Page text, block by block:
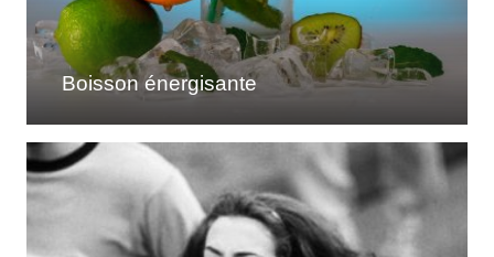
Boisson énergisante